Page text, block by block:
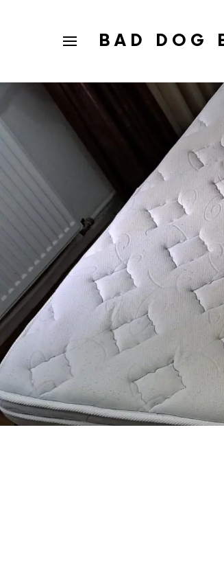
BAD DOG